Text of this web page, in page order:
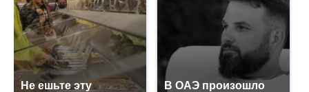
Не ешьте эту
В ОАЭ произошло